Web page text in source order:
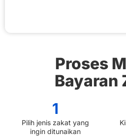
Proses
Bayaran
1
Pilih jenis zakat yang
ingin ditunaikan